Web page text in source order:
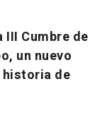
III Cumbre de
un nuevo
de